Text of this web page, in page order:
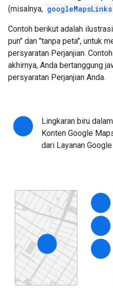
(misalnya, googleMapsLinks
Contoh berikut adalah
pun" dan "tanpa peta", untuk
persyaratan Perjanjian.
akhirnya, Anda bertanggung
persyaratan Perjanjian Anda.
Lingkaran biru
Konten Google
dari Layanan